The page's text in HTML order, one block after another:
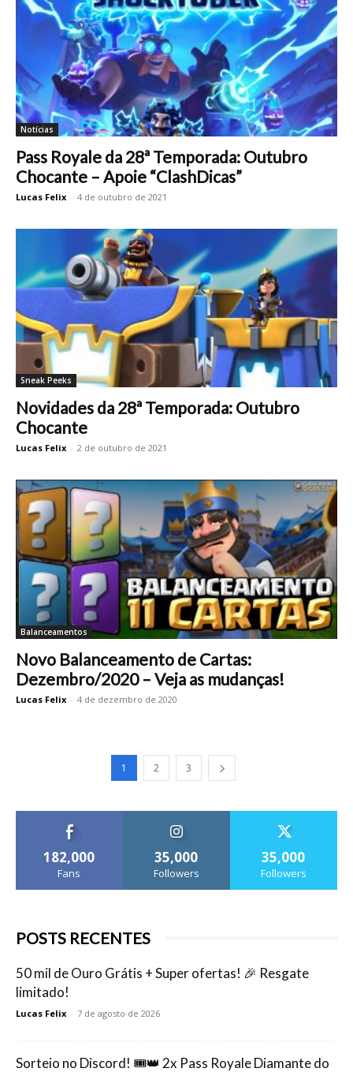
Notícias
Pass Royale da 28ª Temporada: Outubro
Chocante – Apoie “ClashDicas”
Lucas Felix - 4 de outubro de 2021
Sneak Peeks
Novidades da 28ª Temporada: Outubro
Chocante
Lucas Felix - 2 de outubro de 2021
Balanceamentos
Novo Balanceamento de Cartas:
Dezembro/2020 – Veja as mudanças!
Lucas Felix - 4 de dezembro de 2020
1 2 3
182,000
Fans
35,000
Followers
35,000
Followers
POSTS RECENTES
50 mil de Ouro Grátis + Super ofertas! 🎉 Resgate
limitado!
Lucas Felix - 7 de agosto de 2026
Sorteio no Discord! 🎟️👑 2x Pass Royale Diamante do